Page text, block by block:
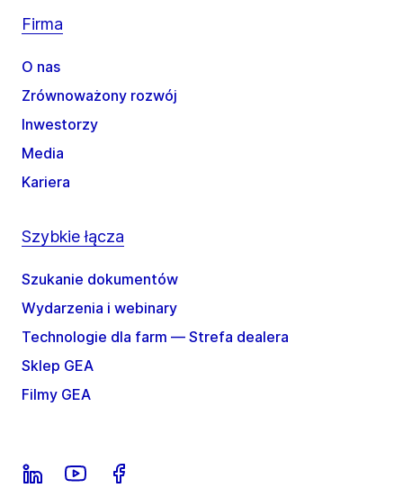
Firma
O nas
Zrównoważony rozwój
Inwestorzy
Media
Kariera
Szybkie łącza
Szukanie dokumentów
Wydarzenia i webinary
Technologie dla farm — Strefa dealera
Sklep GEA
Filmy GEA